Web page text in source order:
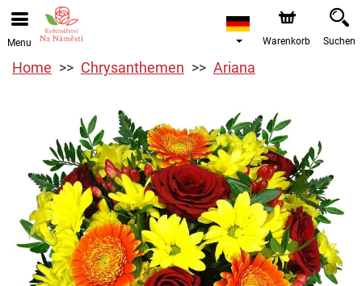
Menu Warenkorb Suchen
Home Chrysanthemen Ariana